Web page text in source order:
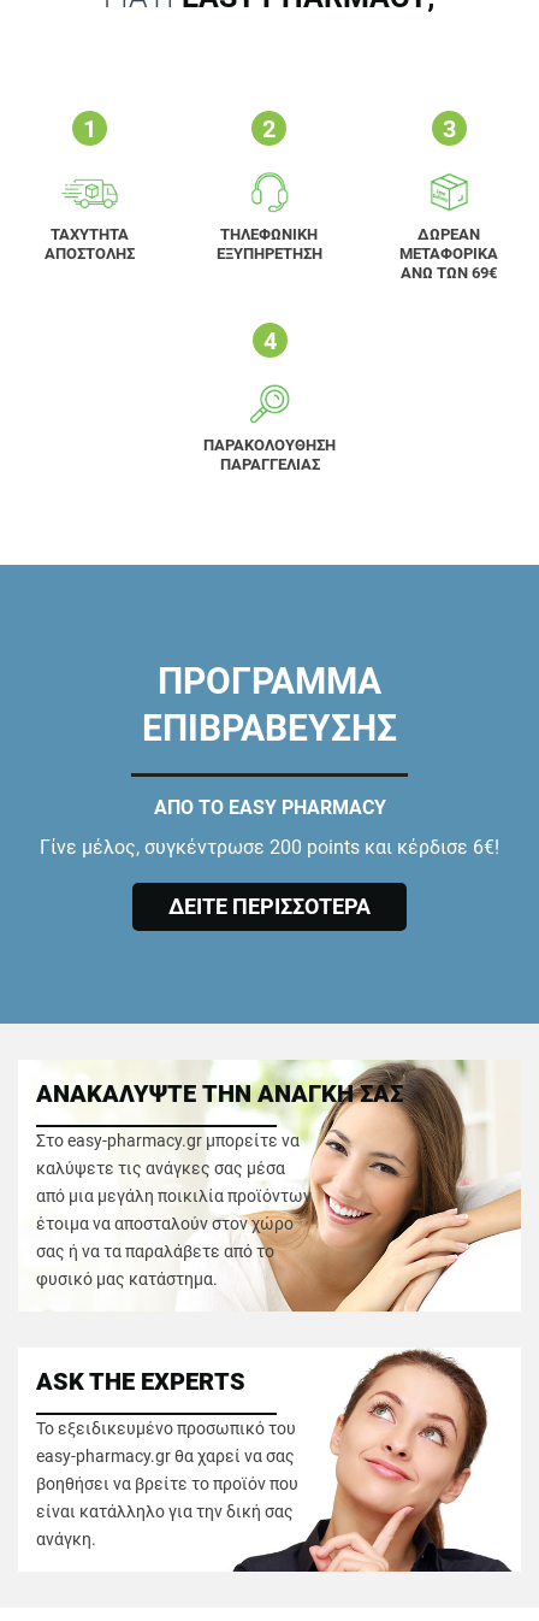
ΤΑΧΥΤΗΤΑ
ΑΠΟΣΤΟΛΗΣ
ΤΗΛΕΦΩΝΙΚΗ
ΕΞΥΠΗΡΕΤΗΣΗ
ΔΩΡΕΑΝ
ΜΕΤΑΦΟΡΙΚΑ
ΑΝΩ ΤΩΝ 69€
ΠΑΡΑΚΟΛΟΥΘΗΣΗ
ΠΑΡΑΓΓΕΛΙΑΣ
ΠΡΟΓΡΑΜΜΑ
ΕΠΙΒΡΑΒΕΥΣΗΣ
ΑΠΟ ΤΟ EASY PHARMACY
Γίνε μέλος, συγκέντρωσε 200 points και κέρδισε 6€!
ΔΕΙΤΕ ΠΕΡΙΣΣΟΤΕΡΑ
ΑΝΑΚΑΛΥΨΤΕ ΤΗΝ ΑΝΑΓΚΗ ΣΑΣ
Στο easy-pharmacy.gr μπορείτε να
καλύψετε τις ανάγκες σας μέσα
από μια μεγάλη ποικιλία προϊόντων
έτοιμα να αποσταλούν στον χώρο
σας ή να τα παραλάβετε από το
φυσικό μας κατάστημα.
ASK THE EXPERTS
Το εξειδικευμένο προσωπικό του
easy-pharmacy.gr θα χαρεί να σας
βοηθήσει να βρείτε το προϊόν που
είναι κατάλληλο για την δική σας
ανάγκη.